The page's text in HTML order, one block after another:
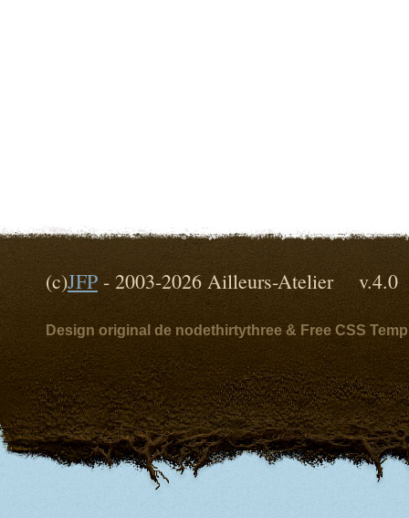
(c)JFP - 2003-2026 Ailleurs-Atelier
Design original de nodethirtythree & Free CSS